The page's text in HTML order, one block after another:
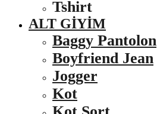
Tshirt
ALT GIYIM
Baggy Pantolon
Boyfriend Jean
Jogger
Kot